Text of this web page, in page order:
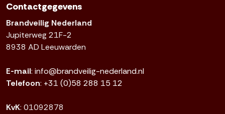
Contactgegevens
Brandveilig Nederland
Jupiterweg 21F-2
8938 AD Leeuwarden
E-mail:info@brandveilig-nederland.nl
Telefoon: +31 (0)58 288 15 12
KvK: 01092878